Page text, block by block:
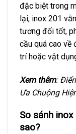
đặc biệt trong
lại, inox 201
tương đối tốt,
cầu quá cao về
trí hoặc vật
Xem thêm:
Ưa Chuộng
So sánh
sao?